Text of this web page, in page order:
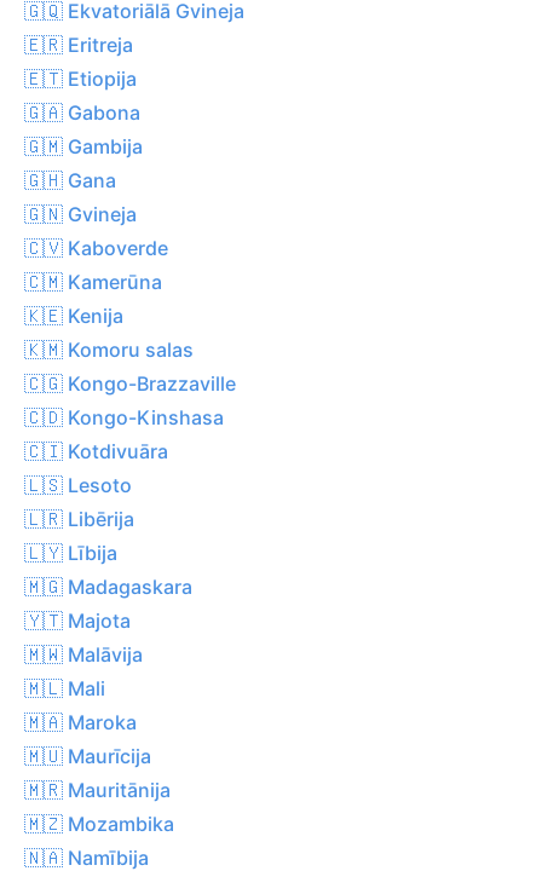
🇬🇶 Ekvatoriālā Gvineja
🇪🇷 Eritreja
🇪🇹 Etiopija
🇬🇦 Gabona
🇬🇲 Gambija
🇬🇭 Gana
🇬🇳 Gvineja
🇨🇻 Kaboverde
🇨🇲 Kamerūna
🇰🇪 Kenija
🇰🇲 Komoru salas
🇨🇬 Kongo-Brazzaville
🇨🇩 Kongo-Kinshasa
🇨🇮 Kotdivuāra
🇱🇸 Lesoto
🇱🇷 Libērija
🇱🇾 Lībija
🇲🇬 Madagaskara
🇾🇹 Majota
🇲🇼 Malāvija
🇲🇱 Mali
🇲🇦 Maroka
🇲🇺 Maurīcija
🇲🇷 Mauritānija
🇲🇿 Mozambika
🇳🇦 Namībija